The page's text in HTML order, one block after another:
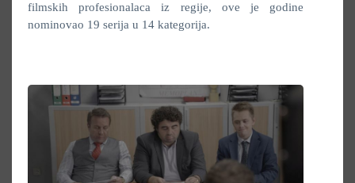
filmskih profesionalaca iz regije, ove je godine
nominovao 19 serija u 14 kategorija.